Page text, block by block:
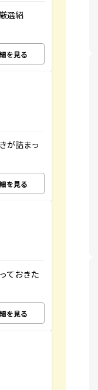
選紹
を見る
が詰まっ
を見る
ておきた
を見る